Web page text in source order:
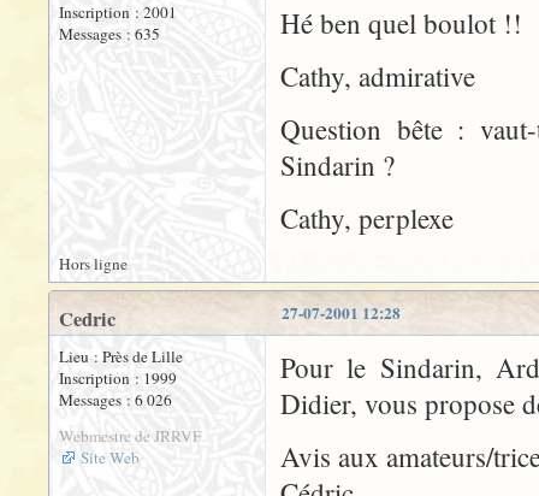
Inscription : 2001
Messages : 635
Hé ben quel boulot !!
Cathy, admirative
Question bête :
Sindarin ?
Cathy, perplexe
Hors ligne
27-07-2001 12:28
Cedric
Lieu : Près de Lille
Inscription : 1999
Messages : 6 026
Webmestre de JRRVF
Site Web
Pour le Sindarin,
Didier, vous propose
Avis aux amateurs/